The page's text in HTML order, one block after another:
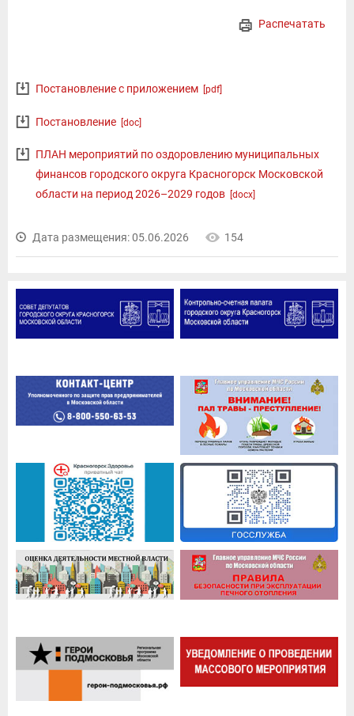
Распечатать
Постановление с приложением [pdf]
Постановление [doc]
ПЛАН мероприятий по оздоровлению муниципальных
финансов городского округа Красногорск Московской
области на период 2026–2029 годов
[docx]
Дата размещения: 05.06.2026 154